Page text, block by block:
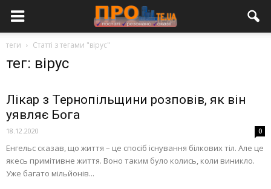
теги Статті з тегами "вірус"
тег: вірус
Лікар з Тернопільщини розповів, як він
уявляє Бога
18.12.2020 0
Енгельс сказав, що життя – це спосіб існування білкових тіл. Але це
якесь примітивне життя. Воно таким було колись, коли виникло.
Уже багато мільйонів...